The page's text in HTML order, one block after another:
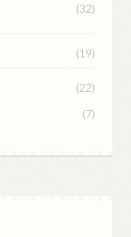
(32)
(19)
(22)
(7)